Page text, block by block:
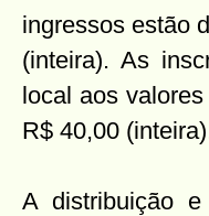
ingressos estão
(inteira). As
local aos
R$ 40,00
A distribuição